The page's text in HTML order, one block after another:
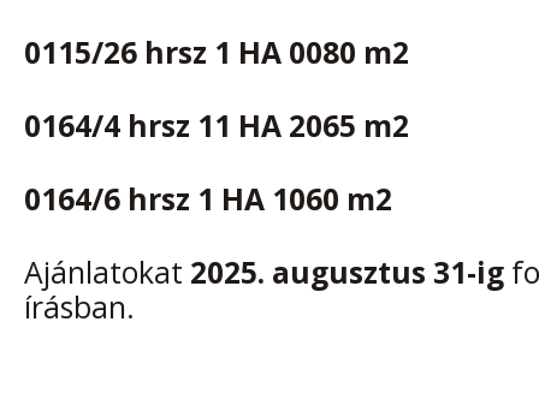
0115/26 hrsz 1 HA 0080 m2
0164/4 hrsz 11 HA 2065 m2
0164/6 hrsz 1 HA 1060 m2
Ajánlatokat 2025. augusztus 31-ig
írásban.